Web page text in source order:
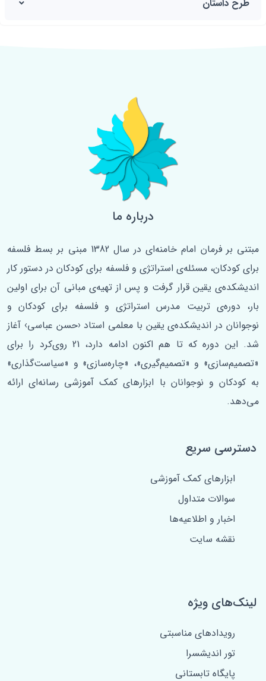
طرح داستان
درباره ما
مبتنی بر فرمان امام خامنه‌ای در سال 1382 مبنی بر بسط فلسفه‌
برای کودکان، مسئله‌ی استراتژی و فلسفه برای کودکان در دستور کار
اندیشکده‌ی یقین قرار گرفت و پس از تهیه‌ی مبانی آن برای اولین
‌بار، دوره‌ی تربیت مدرس استراتژی و فلسفه برای کودکان و
نوجوانان در اندیشکده‌ی یقین با معلمی استاد ‹حسن عباسی› آغاز
شد. این دوره که تا هم اکنون ادامه دارد، 21 روی‌کرد را برای
«تصمیم‌سازی» و «تصمیم‌گیری»، «چاره‌سازی» و «سیاست‌گذاری»
به کودکان و نوجوانان با ابزارهای کمک آموزشی رسانه‌ای ارائه
می‌دهد.
دسترسی سریع
ابزارهای کمک آموزشی
سوالات متداول
اخبار و اطلاعیه‌ها
نقشه سایت
لینک‌های ویژه
رویدادهای مناسبتی
تور اندیشسرا
پایگاه تابستانی